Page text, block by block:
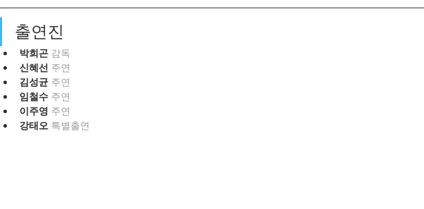
출연진
박희곤 감독
신혜선 주연
김성균 주연
임철수 주연
이주영 주연
강태오 특별출연